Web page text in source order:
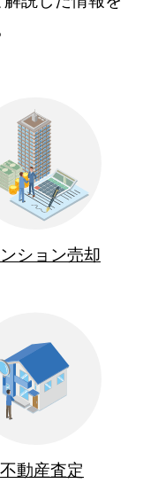
ション売却
不動産査定